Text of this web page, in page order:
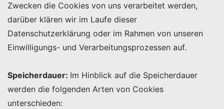
Zwecken die Cookies von uns verarbeitet werden,
darüber klären wir im Laufe dieser
Datenschutzerklärung oder im Rahmen von unseren
Einwilligungs- und Verarbeitungsprozessen auf.
Speicherdauer: Im Hinblick auf die Speicherdauer
werden die folgenden Arten von Cookies
unterschieden: